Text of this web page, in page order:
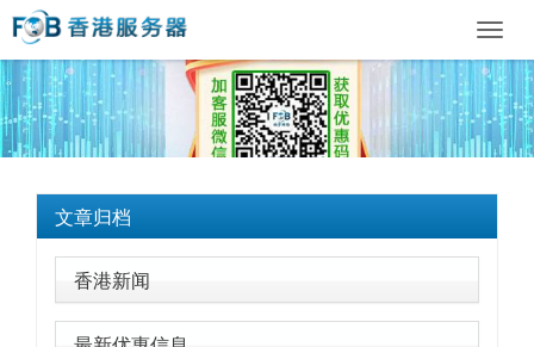
文章归档
香港新闻